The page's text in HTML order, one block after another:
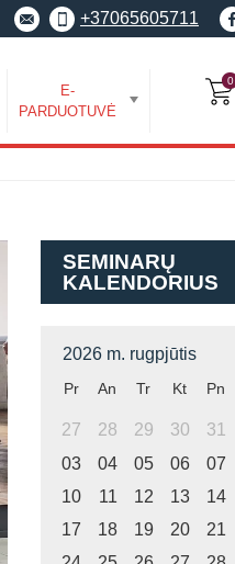
+37065605711
E-
PARDUOTUVĖ
0
SEMINARŲ
KALENDORIUS
2026 m. rugpjūtis
Pr An Tr Kt Pn
27 28 29 30 31
03
04 05 06 07
10
11 12 13 14
17
18 19 20 21